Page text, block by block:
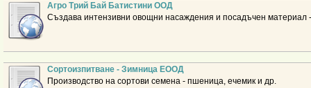
Агро Трий Бай Батистини ООД
Създава интензивни овощни насаждения и посадъчен материал
Сортоизпитване - Зимница ЕООД
Производство на сортови семена - пшеница, ечемик и др.